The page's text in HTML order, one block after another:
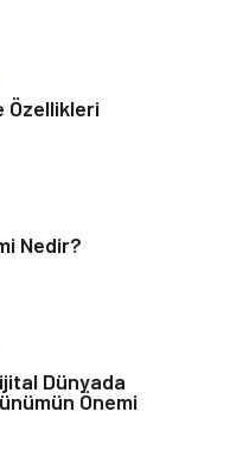
Kültür
Eşya
Özellikleri
Nedir?
Dünyada
Önemi